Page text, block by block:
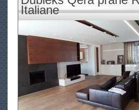
a
P
g
e
D
b
l
e
Italiane